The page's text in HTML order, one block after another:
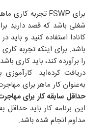
شغلی باشد که قصد دارید
باشد. برای اینکه تجربه
را برآورده کند، باید کاری
دریافت کرده‌اید.
به‌عنوان کار ماهر برای
حداقل سابقه کار برای
مداوم انجام شده باشد.